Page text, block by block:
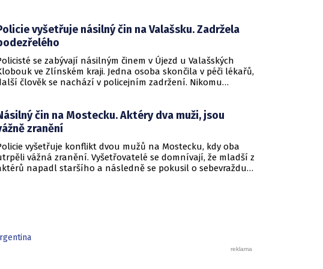
vyšetřuje násilný čin na Valašsku. Zadržela
se zabývají násilným činem v Újezd u Valašských
ve Zlínském kraji. Jedna osoba skončila v péči lékařů,
člověk se nachází v policejním zadržení. Nikomu
čin na Mostecku. Aktéry dva muži, jsou
zranění
vyšetřuje konflikt dvou mužů na Mostecku, kdy oba
vážná zranění. Vyšetřovatelé se domnívají, že mladší z
napadl staršího a následně se pokusil o sebevraždu.